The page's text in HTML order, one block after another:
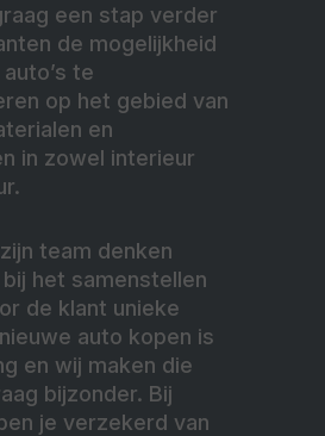
een stap verder
de mogelijkheid
te
op het gebied van
en
in zowel interieur
team denken
het samenstellen
de klant unieke
auto kopen is
en wij maken die
bijzonder. Bij
je verzekerd van